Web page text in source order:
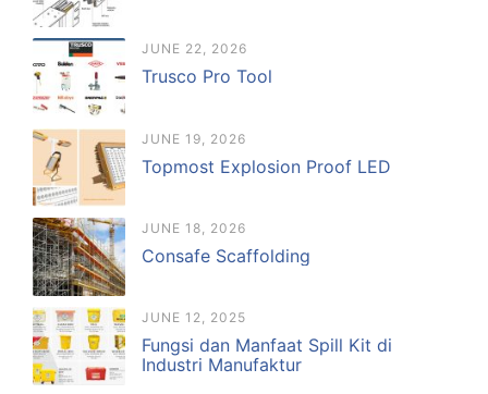
JUNE 22, 2026
Trusco Pro Tool
JUNE 19, 2026
Topmost Explosion Proof LED
JUNE 18, 2026
Consafe Scaffolding
JUNE 12, 2025
Fungsi dan Manfaat Spill Kit di
Industri Manufaktur